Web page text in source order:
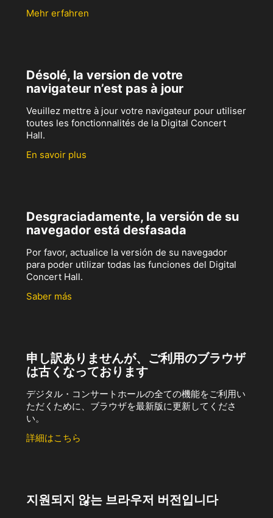
Mehr erfahren
Désolé, la version de votre
navigateur n’est pas à jour
Veuillez mettre à jour votre navigateur pour utiliser
toutes les fonctionnalités de la Digital Concert
Hall.
En savoir plus
Desgraciadamente, la versión de su
navegador está desfasada
Por favor, actualice la versión de su navegador
para poder utilizar todas las funciones del Digital
Concert Hall.
Saber más
申し訳ありませんが、ご利用のブラウザ
は古くなっております
デジタル・コンサートホールの全ての機能をご利用い
ただくために、ブラウザを最新版に更新してくださ
い。
詳細はこちら
지원되지 않는 브라우저 버전입니다